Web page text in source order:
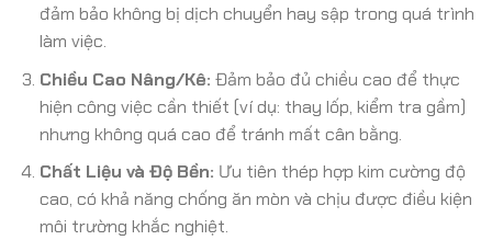
đảm bảo không bị dịch chuyển hay sập trong quá trình
làm việc.
Chiều Cao Nâng/Kê: Đảm bảo đủ chiều cao để thực
hiện công việc cần thiết (ví dụ: thay lốp, kiểm tra gầm)
nhưng không quá cao để tránh mất cân bằng.
Chất Liệu và Độ Bền: Ưu tiên thép hợp kim cường độ
cao, có khả năng chống ăn mòn và chịu được điều kiện
môi trường khắc nghiệt.